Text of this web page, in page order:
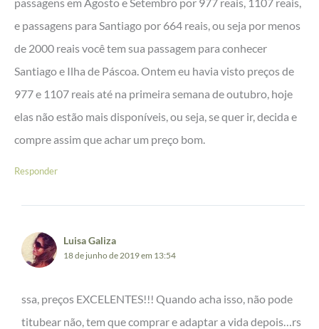
e passagens para Santiago por 664 reais, ou seja por menos
de 2000 reais você tem sua passagem para conhecer
Santiago e Ilha de Páscoa. Ontem eu havia visto preços de
977 e 1107 reais até na primeira semana de outubro, hoje
elas não estão mais disponíveis, ou seja, se quer ir, decida e
compre assim que achar um preço bom.
Responder
Luisa Galiza
18 de junho de 2019 em 13:54
ssa, preços EXCELENTES!!! Quando acha isso, não pode
titubear não, tem que comprar e adaptar a vida depois…rs